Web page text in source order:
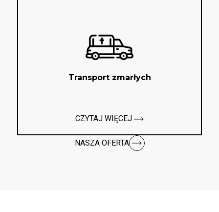
Transport zmarłych
CZYTAJ WIĘCEJ
NASZA OFERTA